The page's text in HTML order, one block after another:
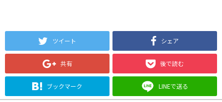
ツイート シェア
共有 後で読む
ブックマーク LINEで送る